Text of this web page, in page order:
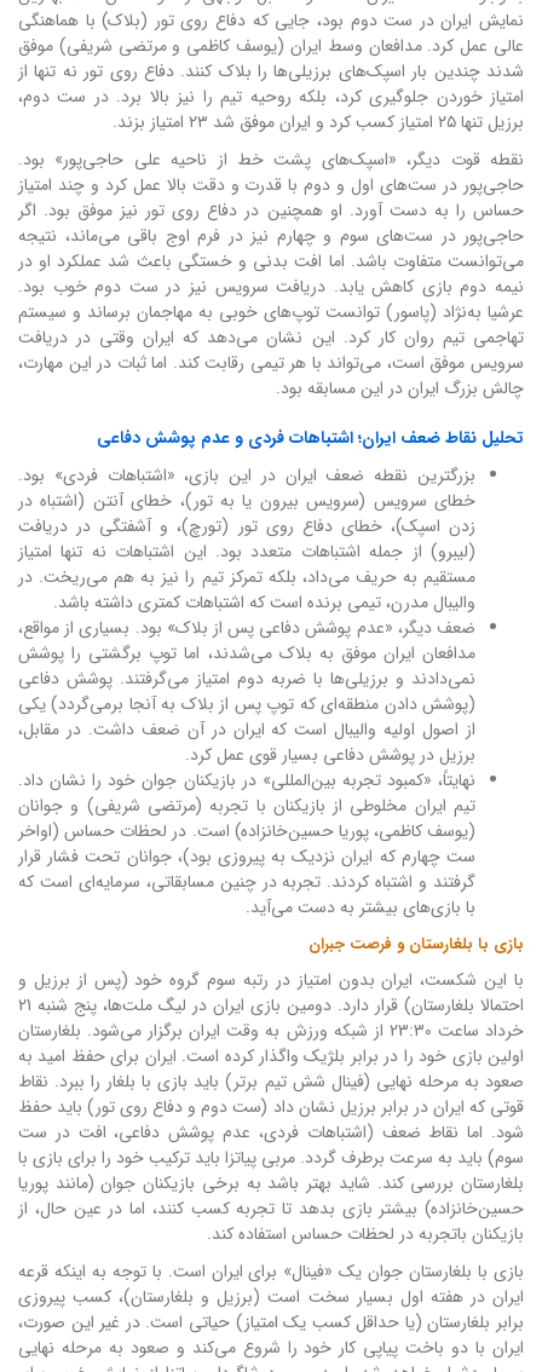
نمایش ایران در ست دوم بود، جایی که دفاع روی تور (بلاک) با هماهنگی
عالی عمل کرد. مدافعان وسط ایران (یوسف کاظمی و مرتضی شریفی) موفق
شدند چندین بار اسپک‌های برزیلی‌ها را بلاک کنند. دفاع روی تور نه تنها از
امتیاز خوردن جلوگیری کرد، بلکه روحیه تیم را نیز بالا برد. در ست دوم،
برزیل تنها ۲۵ امتیاز کسب کرد و ایران موفق شد ۲۳ امتیاز بزند.
نقطه قوت دیگر، «اسپک‌های پشت خط از ناحیه علی حاجی‌پور» بود.
حاجی‌پور در ست‌های اول و دوم با قدرت و دقت بالا عمل کرد و چند امتیاز
حساس را به دست آورد. او همچنین در دفاع روی تور نیز موفق بود. اگر
حاجی‌پور در ست‌های سوم و چهارم نیز در فرم اوج باقی می‌ماند، نتیجه
می‌توانست متفاوت باشد. اما افت بدنی و خستگی باعث شد عملکرد او در
نیمه دوم بازی کاهش یابد. دریافت سرویس نیز در ست دوم خوب بود.
عرشیا به‌نژاد (پاسور) توانست توپ‌های خوبی به مهاجمان برساند و سیستم
تهاجمی تیم روان کار کرد. این نشان می‌دهد که ایران وقتی در دریافت
سرویس موفق است، می‌تواند با هر تیمی رقابت کند. اما ثبات در این مهارت،
چالش بزرگ ایران در این مسابقه بود.
تحلیل نقاط ضعف ایران؛ اشتباهات فردی و عدم پوشش دفاعی
بزرگترین نقطه ضعف ایران در این بازی، «اشتباهات فردی» بود.
خطای سرویس (سرویس بیرون یا به تور)، خطای آنتن (اشتباه در
زدن اسپک)، خطای دفاع روی تور (تورچ)، و آشفتگی در دریافت
(لیبرو) از جمله اشتباهات متعدد بود. این اشتباهات نه تنها امتیاز
مستقیم به حریف می‌داد، بلکه تمرکز تیم را نیز به هم می‌ریخت. در
والیبال مدرن، تیمی برنده است که اشتباهات کمتری داشته باشد.
ضعف دیگر، «عدم پوشش دفاعی پس از بلاک» بود. بسیاری از مواقع،
مدافعان ایران موفق به بلاک می‌شدند، اما توپ برگشتی را پوشش
نمی‌دادند و برزیلی‌ها با ضربه دوم امتیاز می‌گرفتند. پوشش دفاعی
(پوشش دادن منطقه‌ای که توپ پس از بلاک به آنجا برمی‌گردد) یکی
از اصول اولیه والیبال است که ایران در آن ضعف داشت. در مقابل،
برزیل در پوشش دفاعی بسیار قوی عمل کرد.
نهایتاً، «کمبود تجربه بین‌المللی» در بازیکنان جوان خود را نشان داد.
تیم ایران مخلوطی از بازیکنان با تجربه (مرتضی شریفی) و جوانان
(یوسف کاظمی، پوریا حسین‌خانزاده) است. در لحظات حساس (اواخر
ست چهارم که ایران نزدیک به پیروزی بود)، جوانان تحت فشار قرار
گرفتند و اشتباه کردند. تجربه در چنین مسابقاتی، سرمایه‌ای است که
با بازی‌های بیشتر به دست می‌آید.
بازی با بلغارستان و فرصت جبران
با این شکست، ایران بدون امتیاز در رتبه سوم گروه خود (پس از برزیل و
احتمالا بلغارستان) قرار دارد. دومین بازی ایران در لیگ ملت‌ها، پنج شنبه 21
خرداد ساعت 23:30 از شبکه ورزش به وقت ایران برگزار می‌شود. بلغارستان
اولین بازی خود را در برابر بلژیک واگذار کرده است. ایران برای حفظ امید به
صعود به مرحله نهایی (فینال شش تیم برتر) باید بازی با بلغار را ببرد. نقاط
قوتی که ایران در برابر برزیل نشان داد (ست دوم و دفاع روی تور) باید حفظ
شود. اما نقاط ضعف (اشتباهات فردی، عدم پوشش دفاعی، افت در ست
سوم) باید به سرعت برطرف گردد. مربی پیاتزا باید ترکیب خود را برای بازی با
بلغارستان بررسی کند. شاید بهتر باشد به برخی بازیکنان جوان (مانند پوریا
حسین‌خانزاده) بیشتر بازی بدهد تا تجربه کسب کنند، اما در عین حال، از
بازیکنان باتجربه در لحظات حساس استفاده کند.
بازی با بلغارستان جوان یک «فینال» برای ایران است. با توجه به اینکه قرعه
ایران در هفته اول بسیار سخت است (برزیل و بلغارستان)، کسب پیروزی
برابر بلغارستان (یا حداقل کسب یک امتیاز) حیاتی است. در غیر این صورت،
ایران با دو باخت پیاپی کار خود را شروع می‌کند و صعود به مرحله نهایی